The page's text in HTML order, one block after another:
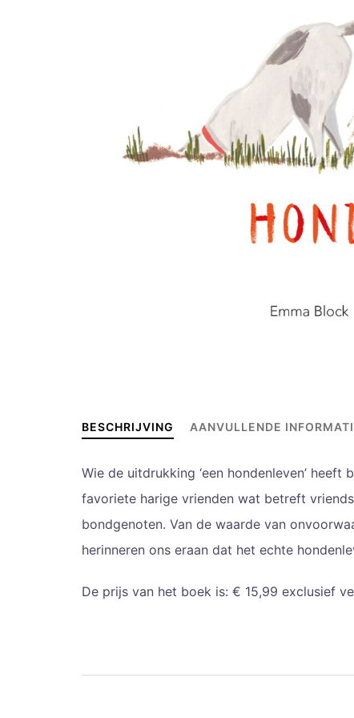
BESCHRIJVING AANVULLENDE
Wie de uitdrukking ‘een hondenleven’
favoriete harige vrienden wat betreft
bondgenoten. Van de waarde van
herinneren ons eraan dat het echte
De prijs van het boek is: € 15,99 exclusief